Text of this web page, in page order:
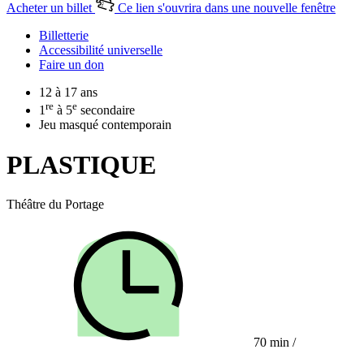
Acheter un billet
Ce lien s'ouvrira dans une nouvelle fenêtre
Billetterie
Accessibilité universelle
Faire un don
12 à 17 ans
1 re à 5e secondaire
Jeu masqué contemporain
PLASTIQUE
Théâtre du Portage
70 min /